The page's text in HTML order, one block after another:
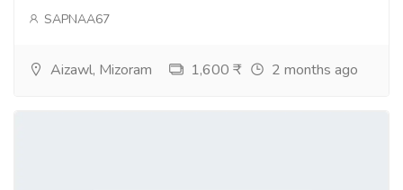
SAPNAA67
Aizawl, Mizoram 1,600 ₹ 2 months ago